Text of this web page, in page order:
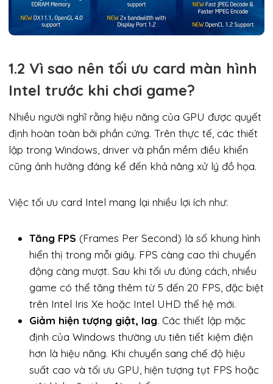
1.2 Vì sao nên tối ưu card màn hình
Intel trước khi chơi game?
Nhiều người nghĩ rằng hiệu năng của GPU được quyết
định hoàn toàn bởi phần cứng. Trên thực tế, các thiết
lập trong Windows, driver và phần mềm điều khiển
cũng ảnh hưởng đáng kể đến khả năng xử lý đồ họa.
Việc tối ưu card Intel mang lại nhiều lợi ích như:
Tăng FPS (Frames Per Second) là số khung hình
hiển thị trong mỗi giây. FPS càng cao thì chuyển
động càng mượt. Sau khi tối ưu đúng cách, nhiều
game có thể tăng thêm từ 5 đến 20 FPS, đặc biệt
trên Intel Iris Xe hoặc Intel UHD thế hệ mới.
Giảm hiện tượng giật, lag. Các thiết lập mặc
định của Windows thường ưu tiên tiết kiệm điện
hơn là hiệu năng. Khi chuyển sang chế độ hiệu
suất cao và tối ưu GPU, hiện tượng tụt FPS hoặc